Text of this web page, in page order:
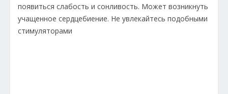
появиться слабость и сонливость. Может возникнуть
учащенное сердцебиение. Не увлекайтесь подобными
стимуляторами